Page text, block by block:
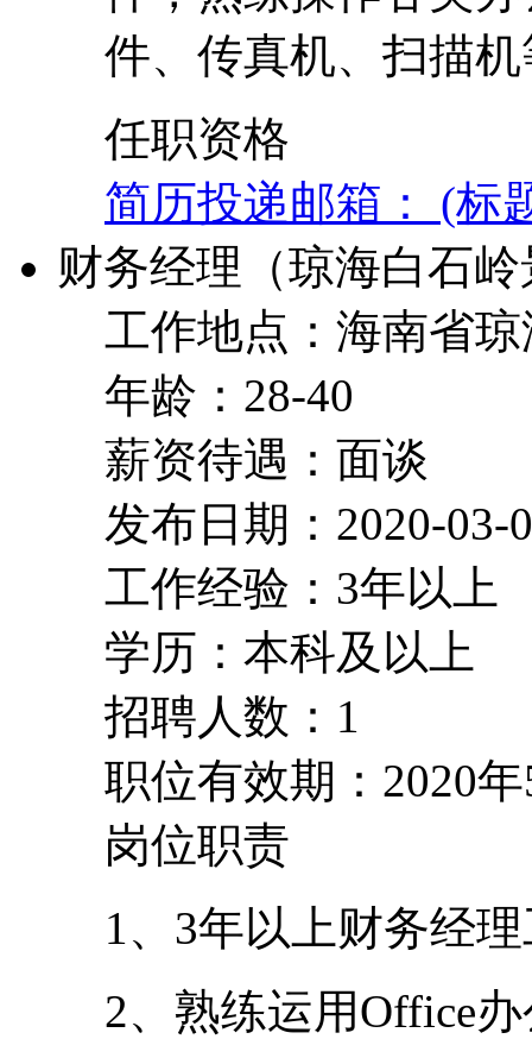
件、传真机、扫描
任职资格
简历投递邮箱： (标
财务经理（琼海白石
工作地点：海南省
年龄：28-40
薪资待遇：面谈
发布日期：2020-03-
工作经验：3年以上
学历：本科及以上
招聘人数：1
职位有效期：2020
岗位职责
1、3年以上财务经
2、熟练运用Office